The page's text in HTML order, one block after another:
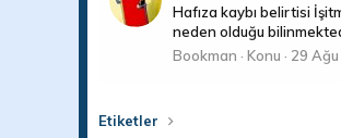
Hafıza kaybı belirtisi
neden olduğu
Bookman
Konu 29
Etiketler